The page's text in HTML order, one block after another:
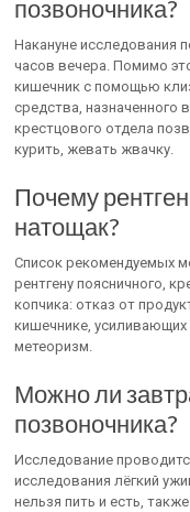
позвоночника?
Накануне исследования
часов вечера. Помимо
кишечник с помощью
средства, назначенного
крестцового отдела
курить, жевать жвачку.
Почему
натощак?
Список рекомендуемых
рентгену поясничного,
копчика: отказ от
кишечнике,
метеоризм.
Можно ли
позвоночника?
Исследование
исследования лёгкий
нельзя пить и есть,